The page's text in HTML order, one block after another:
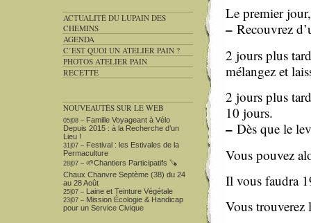
Le premier
– Recouvrez
2 jours plus
mélangez et
2 jours plus
10 jours.
– Dès que le
Vous pouvez
Il vous faudra
Vous trouverez
ACTUALITÉ DU LUPAIN DES
CHEMINS
AGENDA
C’EST QUOI UN ATELIER PAIN ?
PHOTOS ATELIER PAIN
RECETTE
NOUVEAUTÉS SUR LE WEB
05|08 – Famille Voyageant à Vélo
Depuis 2015 : à la Recherche d’un
Lieu !
31|07 – Festival : les Estivales de la
Permaculture
28|07 –🌱Chantiers Participatifs 🪚​
Chaux Chanvre Septème (38) du 24
au 28 Août
25|07 – Laine et Teinture Végétale
23|07 – Mission Écologie & Handicap
pour un Service Civique